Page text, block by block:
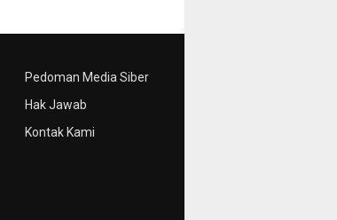
Pedoman Media Siber
Hak Jawab
Kontak Kami